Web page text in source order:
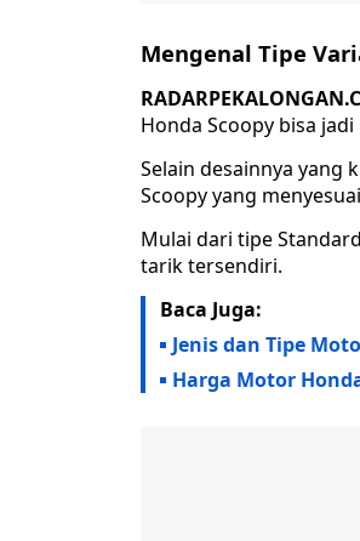
Mengenal Tipe
Honda Scoopy bisa
Selain desainnya yang
Scoopy yang
Mulai dari tipe
tarik tersendiri.
Baca Juga:
Jenis dan Tipe
Harga Motor